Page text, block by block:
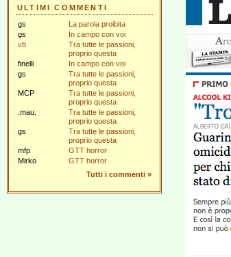
ULTIMI COMMENTI
gs
La parola proibita
gs
In campo con voi
vb
Tra tutte le passioni,
proprio questa
finelli
In campo con voi
gs
Tra tutte le passioni,
proprio questa
MCP
Tra tutte le passioni,
proprio questa
.mau.
Tra tutte le passioni,
proprio questa
gs
Tra tutte le passioni,
proprio questa
mfp
GTT horror
Mirko
GTT horror
Tutti i commenti »